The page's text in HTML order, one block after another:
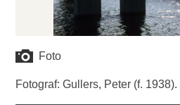
Foto
Fotograf: Gullers, Peter (f. 1938).